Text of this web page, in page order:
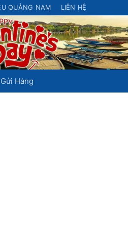
QUẢNG NAM LIÊN HỆ
Gửi Hàng